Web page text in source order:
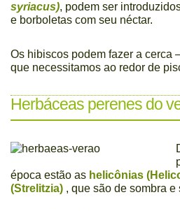
syriacus), podem ser
e borboletas com seu néctar.
Os hibiscos podem fazer a cerca
que necessitamos ao redor de
Herbáceas perenes do
época estão as helicônias
(Strelitzia) , que são de sombra